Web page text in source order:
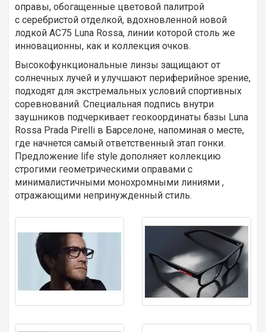
оправы, обогащенные цветовой палитрой
с серебристой отделкой, вдохновленной новой
лодкой AC75 Luna Rossa, линии которой столь же
инновационны, как и коллекция очков.
Высокофункциональные линзы защищают от
солнечных лучей и улучшают периферийное зрение,
подходят для экстремальных условий спортивных
соревнований. Специальная подпись внутри
заушников подчеркивает геокоординаты базы Luna
Rossa Prada Pirelli в Барселоне, напоминая о месте,
где начнется самый ответственный этап гонки.
Предложение life style дополняет коллекцию
строгими геометрическими оправами с
минималистичными монохромными линиями ,
отражающими непринужденный стиль.